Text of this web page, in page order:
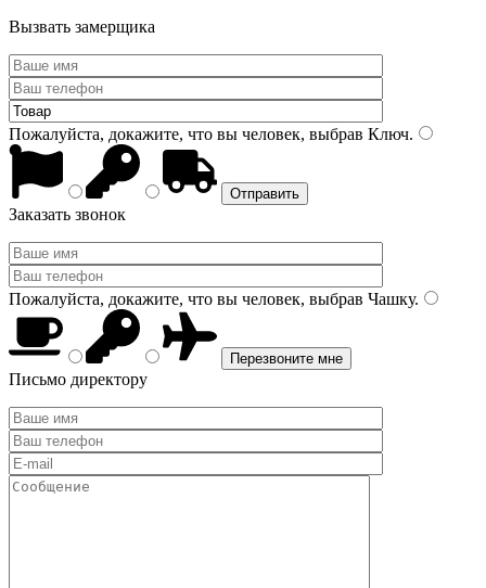
Вызвать замерщика
Пожалуйста, докажите, что вы человек, выбрав Ключ.
Заказать звонок
Пожалуйста, докажите, что вы человек, выбрав Чашку.
Письмо директору